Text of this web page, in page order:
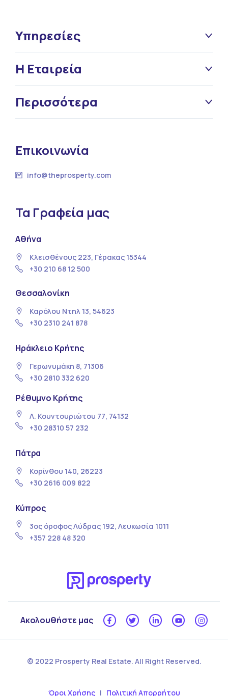
Υπηρεσίες
Η Εταιρεία
Περισσότερα
Επικοινωνία
info@theprosperty.com
Τα Γραφεία μας
Αθήνα
Κλεισθένους 223, Γέρακας 15344
+30 210 68 12 500
Θεσσαλονίκη
Καρόλου Ντηλ 13, 54623
+30 2310 241 878
Ηράκλειο Κρήτης
Γερωνυμάκη 8, 71306
+30 2810 332 620
Ρέθυμνο Κρήτης
Λ. Κουντουριώτου 77, 74132
+30 28310 57 232
Πάτρα
Κορίνθου 140, 26223
+30 2616 009 822
Κύπρος
3ος όροφος Λύδρας 192, Λευκωσία 1011
+357 228 48 320
Ακολουθήστε μας
© 2022 Prosperty Real Estate. All Right Reserved.
Όροι Χρήσης| Πολιτική Απορρήτου